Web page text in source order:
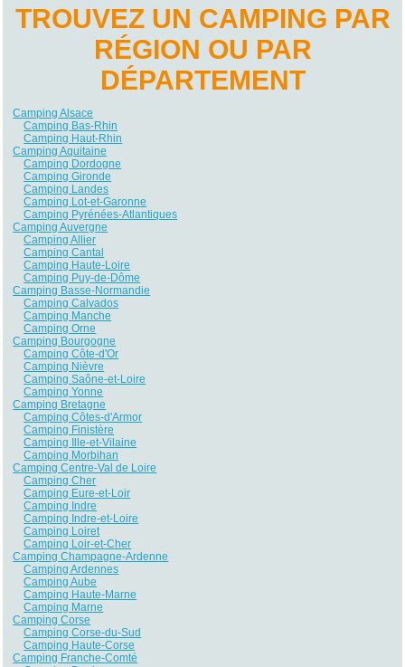
TROUVEZ UN CAMPING PAR
RÉGION OU PAR
DÉPARTEMENT
Camping Alsace
Camping Bas-Rhin
Camping Haut-Rhin
Camping Aquitaine
Camping Dordogne
Camping Gironde
Camping Landes
Camping Lot-et-Garonne
Camping Pyrénées-Atlantiques
Camping Auvergne
Camping Allier
Camping Cantal
Camping Haute-Loire
Camping Puy-de-Dôme
Camping Basse-Normandie
Camping Calvados
Camping Manche
Camping Orne
Camping Bourgogne
Camping Côte-d'Or
Camping Nièvre
Camping Saône-et-Loire
Camping Yonne
Camping Bretagne
Camping Côtes-d'Armor
Camping Finistère
Camping Ille-et-Vilaine
Camping Morbihan
Camping Centre-Val de Loire
Camping Cher
Camping Eure-et-Loir
Camping Indre
Camping Indre-et-Loire
Camping Loiret
Camping Loir-et-Cher
Camping Champagne-Ardenne
Camping Ardennes
Camping Aube
Camping Haute-Marne
Camping Marne
Camping Corse
Camping Corse-du-Sud
Camping Haute-Corse
Camping Franche-Comté